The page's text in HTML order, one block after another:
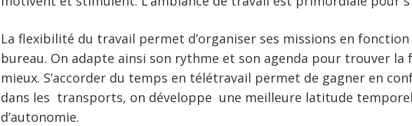
La flexibilité du travail permet d’organiser ses missions en
bureau. On adapte ainsi son rythme et son agenda pour trouver la
mieux. S’accorder du temps en télétravail permet de gagner en
dans les transports, on développe une meilleure latitude
d’autonomie.